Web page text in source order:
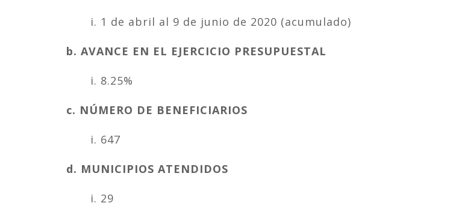
i. 1 de abril al 9 de junio de 2020 (acumulado)
b. AVANCE EN EL EJERCICIO PRESUPUESTAL
i. 8.25%
c. NÚMERO DE BENEFICIARIOS
i. 647
d. MUNICIPIOS ATENDIDOS
i. 29